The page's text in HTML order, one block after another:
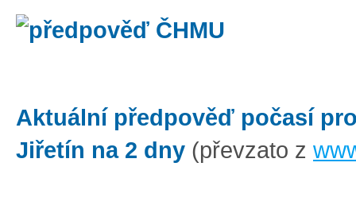
Aktuální předpověď počasí
Jiřetín na 2 dny (převzato z